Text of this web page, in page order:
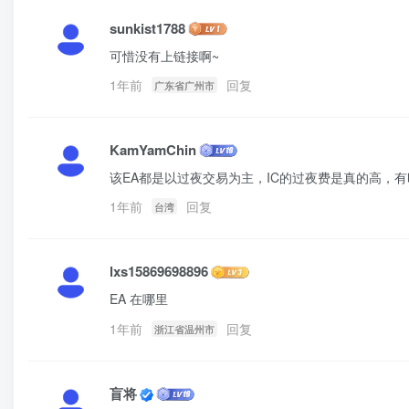
PrizmaL Gold EA的作者有20左右的年交易经验，且精
一、PrizmaL Gold EA参数
sunkist1788
可惜没有上链接啊~
1年前
广东省广州市 回复
KamYamChin
该EA都是以过夜交易为主，IC的过夜费是真的高，有
1年前
台湾 回复
lxs15869698896
EA 在哪里
1年前
浙江省温州市 回复
盲将